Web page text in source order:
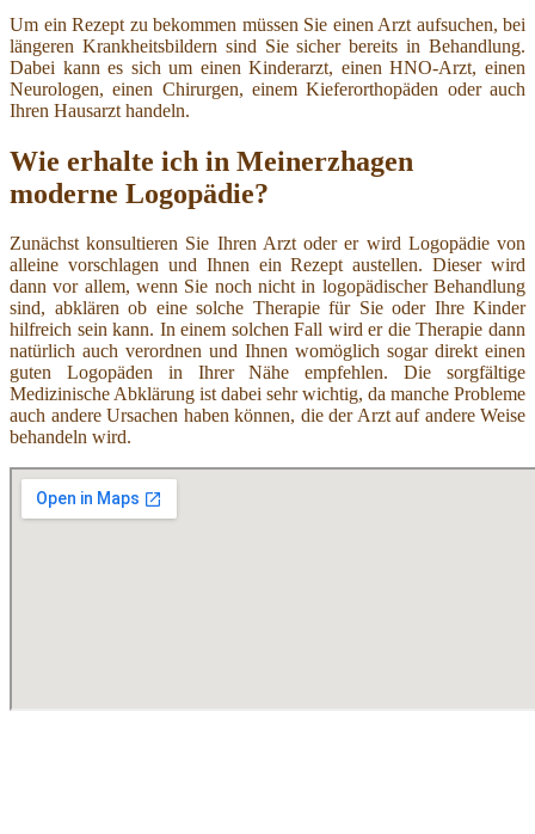
Um ein Rezept zu bekommen müssen Sie einen Arzt aufsuchen, bei
längeren Krankheitsbildern sind Sie sicher bereits in Behandlung.
Dabei kann es sich um einen Kinderarzt, einen HNO-Arzt, einen
Neurologen, einen Chirurgen, einem Kieferorthopäden oder auch
Ihren Hausarzt handeln.
Wie erhalte ich in Meinerzhagen
moderne Logopädie?
Zunächst konsultieren Sie Ihren Arzt oder er wird Logopädie von
alleine vorschlagen und Ihnen ein Rezept austellen. Dieser wird
dann vor allem, wenn Sie noch nicht in logopädischer Behandlung
sind, abklären ob eine solche Therapie für Sie oder Ihre Kinder
hilfreich sein kann. In einem solchen Fall wird er die Therapie dann
natürlich auch verordnen und Ihnen womöglich sogar direkt einen
guten Logopäden in Ihrer Nähe empfehlen. Die sorgfältige
Medizinische Abklärung ist dabei sehr wichtig, da manche Probleme
auch andere Ursachen haben können, die der Arzt auf andere Weise
behandeln wird.